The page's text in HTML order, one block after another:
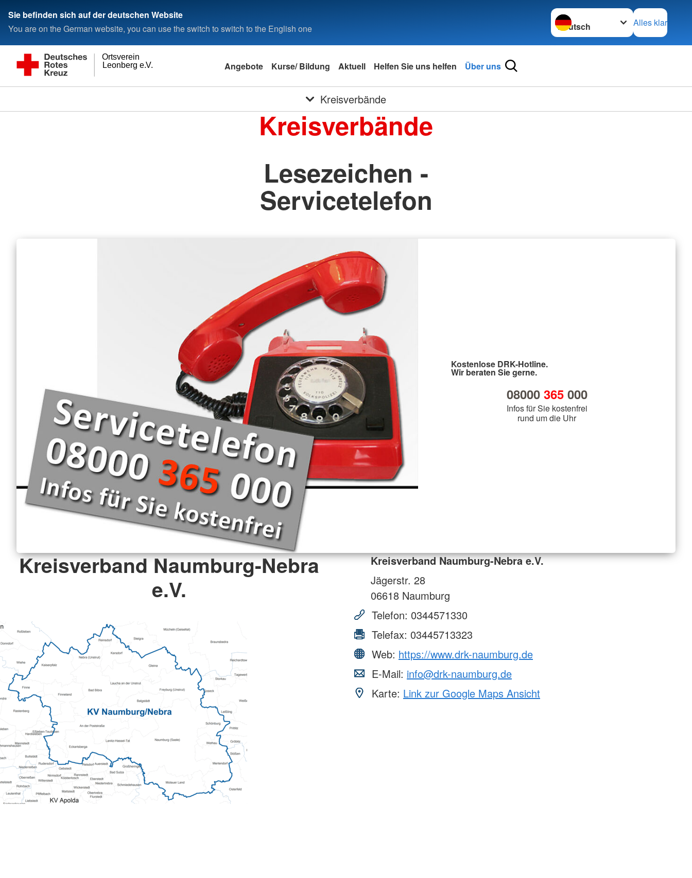
Sie befinden sich auf der deutschen Website
You are on the German website, you can use the switch to switch to the English one
Sprache wechseln zu
Alles klar
Leonberg e.V.
Ortsverein
Angebote Kurse/ Bildung Aktuell Helfen Sie uns helfen Über uns
Kreisverbände
Kreisverbände
Lesezeichen -
Servicetelefon
Kostenlose DRK-Hotline.
Wir beraten Sie gerne.
08000 365000
Infos für Sie kostenfrei
rund um die Uhr
Kreisverband Naumburg-Nebra
e.V.
Kreisverband Naumburg-Nebra e.V.
Jägerstr. 28
06618 Naumburg
Telefon: 0344571330
Telefax: 03445713323
Web: https://www.drk-naumburg.de
E-Mail: info@drk-naumburg.de
Karte: Link zur Google Maps Ansicht